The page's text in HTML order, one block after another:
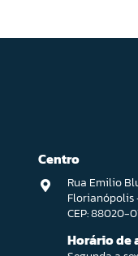
Centro
Rua Emilio
Florianópolis
CEP: 88020-
Horário de